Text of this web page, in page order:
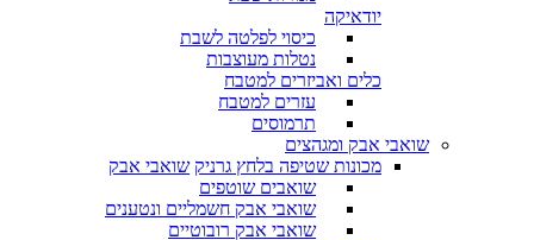
יודאיקה
כיסוי לפלטה לשבת
נטלות מעוצבות
כלים ואביזרים למטבח
עזרים למטבח
תרמוסים
שואבי אבק ומגהצים
מכונות שטיפה בלחץ גרניק שואבי אבק
שואבים שוטפים
שואבי אבק חשמליים ונטענים
שואבי אבק רובוטיים